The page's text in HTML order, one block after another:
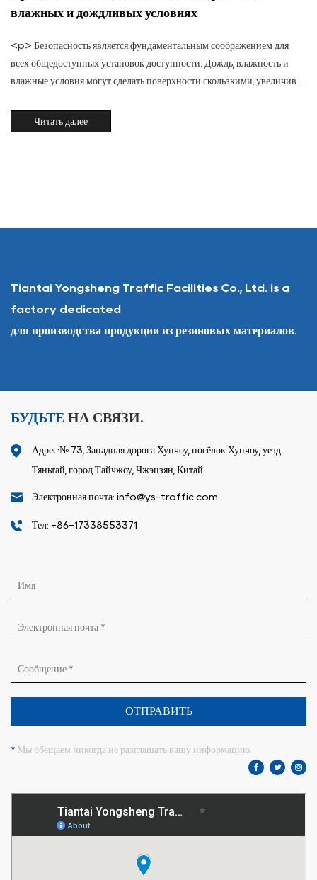
влажных и дождливых условиях
<p> Безопасность является фундаментальным соображением для
всех общедоступных установок доступности. Дождь, влажность и
влажные условия могут сделать поверхности скользкими, увеличивая
Читать далее
Tiantai Yongsheng Traffic Facilities Co., Ltd. is a
factory dedicated
для производства продукции из резиновых материалов.
БУДЬТЕ НА СВЯЗИ.
Адрес:№ 73, Западная дорога Хунчоу, посёлок Хунчоу, уезд
Тяньтай, город Тайчжоу, Чжэцзян, Китай
Электронная почта: info@ys-traffic.com
Тел: +86-17338553371
ОТПРАВИТЬ
* Мы обещаем никогда не разглашать вашу информацию.